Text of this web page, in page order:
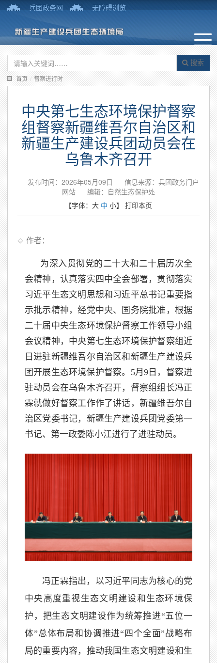
兵团政务网 无障碍浏览
搜索
首页 / 督察进行时
中央第七生态环境保护督察
组督察新疆维吾尔自治区和
新疆生产建设兵团动员会在
乌鲁木齐召开
发布时间：2026年05月09日
信息来源：兵团政务门户
网站
编辑：自然生态保护处
【字体： 大 中 小】 打印本页
作者：
为深入贯彻党的二十大和二十届历次全
会精神，认真落实四中全会部署，贯彻落实
习近平生态文明思想和习近平总书记重要指
示批示精神，经党中央、国务院批准，根据
二十届中央生态环境保护督察工作领导小组
会议精神，中央第七生态环境保护督察组近
日进驻新疆维吾尔自治区和新疆生产建设兵
团开展生态环境保护督察。5月9日，督察进
驻动员会在乌鲁木齐召开，督察组组长冯正
霖就做好督察工作作了讲话，新疆维吾尔自
治区党委书记，新疆生产建设兵团党委第一
书记、第一政委陈小江进行了进驻动员。
冯正霖指出，以习近平同志为核心的党
中央高度重视生态文明建设和生态环境保
护，把生态文明建设作为统筹推进“五位一
体”总体布局和协调推进“四个全面”战略布
局的重要内容，推动我国生态文明建设和生